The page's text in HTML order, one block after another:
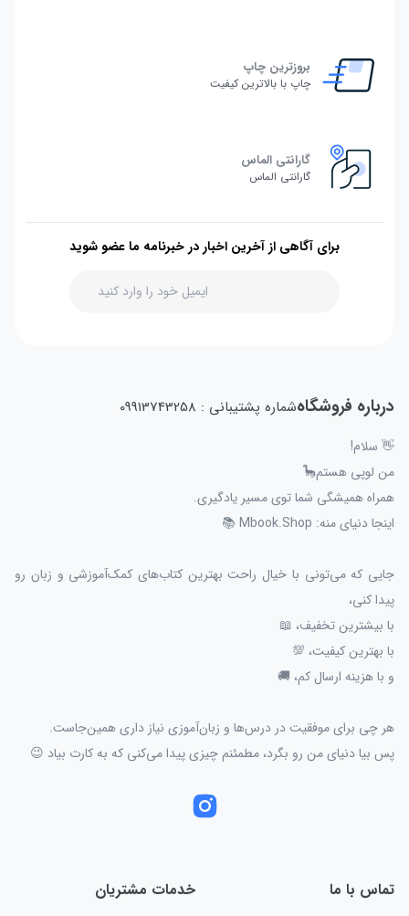
بروزترین چاپ
چاپ با بالاترین کیفیت
گارانتی الماس
گارانتی الماس
برای آگاهی از آخرین اخبار در خبرنامه ما عضو شوید
درباره فروشگاهشماره پشتیبانی : 09913743258
👋 سلام!
من لوپی هستم🦕
همراه همیشگی شما توی مسیر یادگیری.
اینجا دنیای منه: Mbook.Shop 📚
جایی که می‌تونی با خیال راحت بهترین کتاب‌های کمک‌آموزشی و زبان رو
پیدا کنی،
با بیشترین تخفیف، 📖
با بهترین کیفیت، 💯
و با هزینه ارسال کم، 🚚
هر چی برای موفقیت در درس‌ها و زبان‌آموزی نیاز داری همین‌جاست.
پس بیا دنیای من رو بگرد، مطمئنم چیزی پیدا می‌کنی که به کارت بیاد 😉
تماس با ما خدمات مشتریان